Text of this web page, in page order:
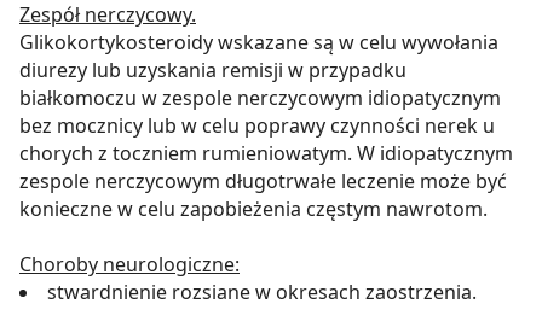
Zespół nerczycowy.
Glikokortykosteroidy wskazane są w celu wywołania
diurezy lub uzyskania remisji w przypadku
białkomoczu w zespole nerczycowym idiopatycznym
bez mocznicy lub w celu poprawy czynności nerek u
chorych z toczniem rumieniowatym. W idiopatycznym
zespole nerczycowym długotrwałe leczenie może być
konieczne w celu zapobieżenia częstym nawrotom.
Choroby neurologiczne:
stwardnienie rozsiane w okresach zaostrzenia.